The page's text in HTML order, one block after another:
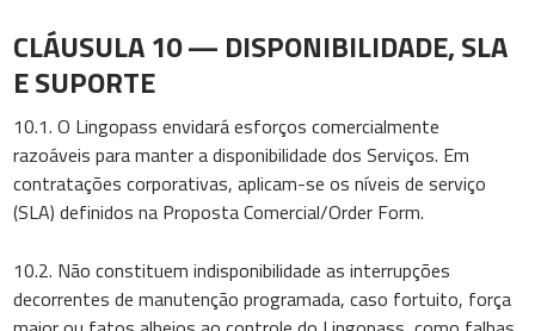
CLÁUSULA 10 — DISPONIBILIDADE, SLA
E SUPORTE
10.1. O Lingopass envidará esforços comercialmente
razoáveis para manter a disponibilidade dos Serviços. Em
contratações corporativas, aplicam-se os níveis de serviço
(SLA) definidos na Proposta Comercial/Order Form.
10.2. Não constituem indisponibilidade as interrupções
decorrentes de manutenção programada, caso fortuito, força